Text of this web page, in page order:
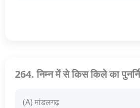
264. निम्न में से किस किले का
(A) मांडलगढ़